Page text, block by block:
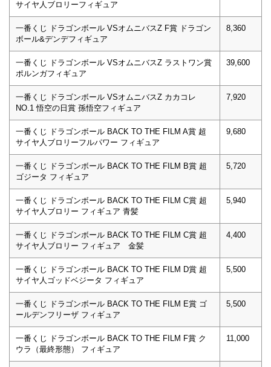
サイヤ人ブロリーフィギュア
一番くじ ドラゴンボール VSオムニバスZ F賞 ドラゴン
ボール&デンデフィギュア
8,360
一番くじ ドラゴンボール VSオムニバスZ ラストワン賞
ポルンガフィギュア
39,600
一番くじ ドラゴンボール VSオムニバスZ カカコレ
NO.1 悟空の日賞 孫悟空フィギュア
7,920
一番くじ ドラゴンボール BACK TO THE FILM A賞 超
サイヤ人ブロリーフルパワー フィギュア
9,680
一番くじ ドラゴンボール BACK TO THE FILM B賞 超
ゴジータ フィギュア
5,720
一番くじ ドラゴンボール BACK TO THE FILM C賞 超
サイヤ人ブロリー フィギュア 青髪
5,940
一番くじ ドラゴンボール BACK TO THE FILM C賞 超
サイヤ人ブロリー フィギュア 金髪
4,400
一番くじ ドラゴンボール BACK TO THE FILM D賞 超
サイヤ人ゴッドベジータ フィギュア
5,500
一番くじ ドラゴンボール BACK TO THE FILM E賞 ゴ
ールデンフリーザ フィギュア
5,500
一番くじ ドラゴンボール BACK TO THE FILM F賞 ク
ウラ（最終形態） フィギュア
11,000